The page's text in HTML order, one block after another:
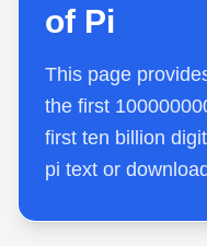
of Pi
This page
the first
first ten billion
pi text or